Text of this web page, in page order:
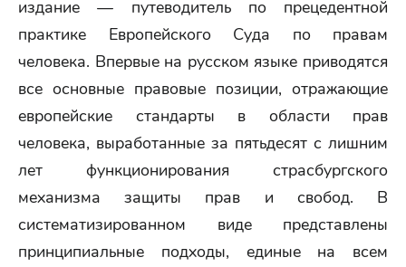
издание — путеводитель по прецедентной
практике Европейского Суда по правам
человека. Впервые на русском языке приводятся
все основные правовые позиции, отражающие
европейские стандарты в области прав
человека, выработанные за пятьдесят с лишним
лет функционирования страсбургского
механизма защиты прав и свобод. В
систематизированном виде представлены
принципиальные подходы, единые на всем